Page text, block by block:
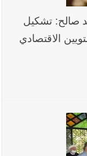
الحقيقة؟
بالأرض ...
صالح: تشكيل
الاقتصادي